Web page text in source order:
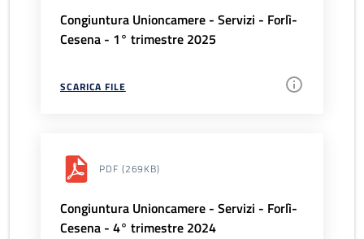
Congiuntura Unioncamere - Servizi - Forlì-
Cesena - 1° trimestre 2025
SCARICA FILE
PDF (269KB)
Congiuntura Unioncamere - Servizi - Forlì-
Cesena - 4° trimestre 2024